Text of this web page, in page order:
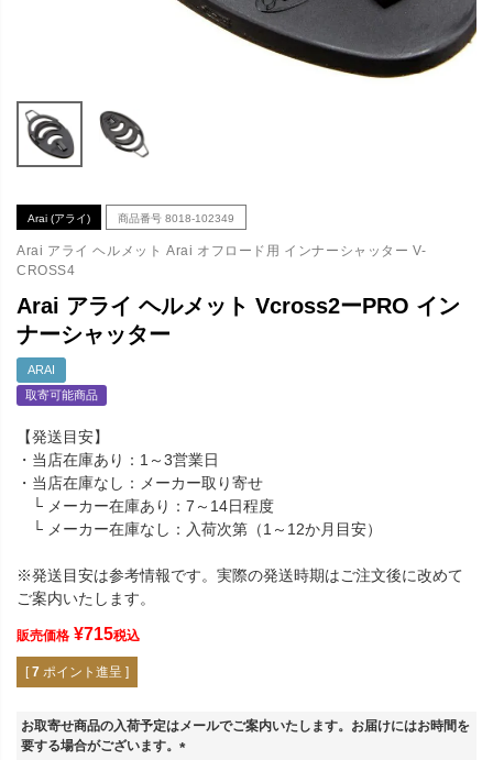
Arai (アライ) 商品番号 8018-102349
Arai アライ ヘルメット Arai オフロード用 インナーシャッター V-
CROSS4
Arai アライ ヘルメット Vcross2ーPRO イン
ナーシャッター
ARAI
取寄可能商品
【発送目安】
・当店在庫あり：1～3営業日
・当店在庫なし：メーカー取り寄せ
└ メーカー在庫あり：7～14日程度
└ メーカー在庫なし：入荷次第（1～12か月目安）
※発送目安は参考情報です。実際の発送時期はご注文後に改めて
ご案内いたします。
販売価格 ¥715税込
[ 7 ポイント進呈 ]
お取寄せ商品の入荷予定はメールでご案内いたします。お届けにはお時間を
要する場合がございます。